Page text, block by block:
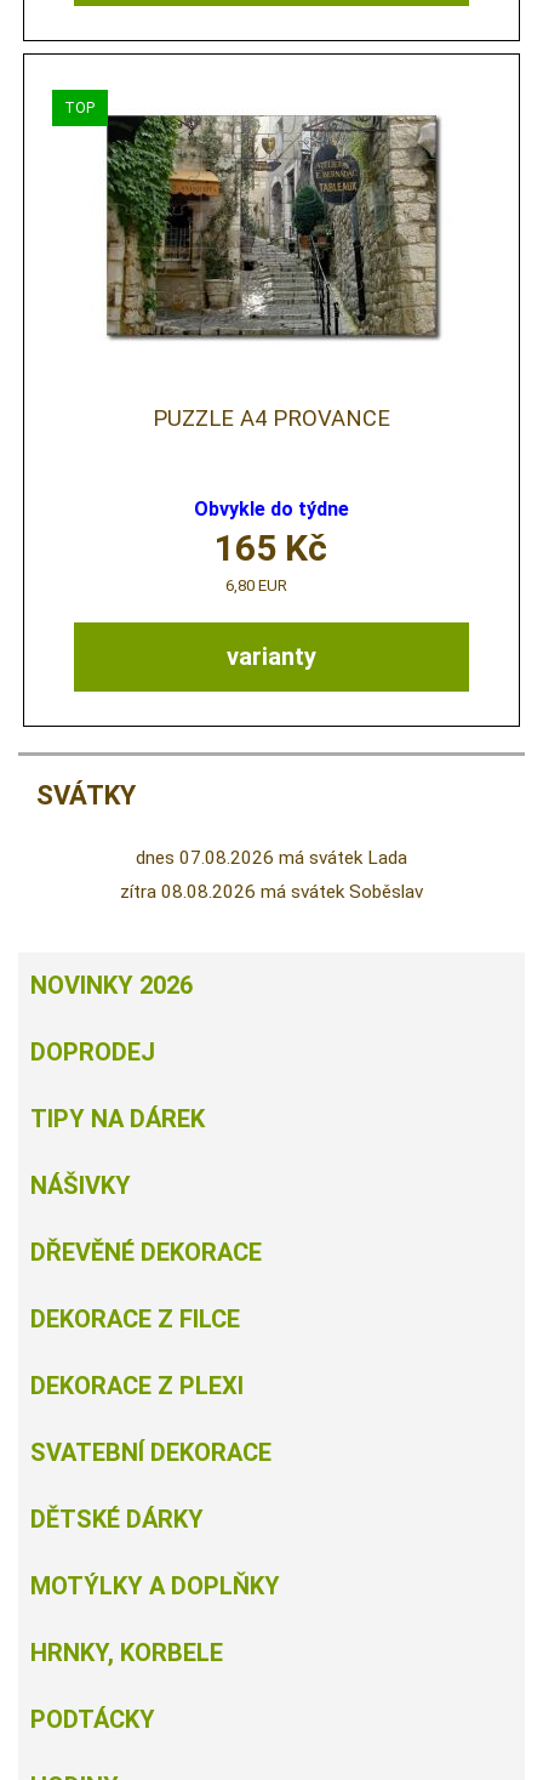
PUZZLE A4 PROVANCE
Obvykle do týdne
varianty
165 Kč
6,80 EUR
SVÁTKY
dnes 07.08.2026 má svátek Lada
zítra 08.08.2026 má svátek Soběslav
NOVINKY 2026
DOPRODEJ
TIPY NA DÁREK
NÁŠIVKY
DŘEVĚNÉ DEKORACE
DEKORACE Z FILCE
DEKORACE Z PLEXI
SVATEBNÍ DEKORACE
DĚTSKÉ DÁRKY
MOTÝLKY A DOPLŇKY
HRNKY, KORBELE
PODTÁCKY